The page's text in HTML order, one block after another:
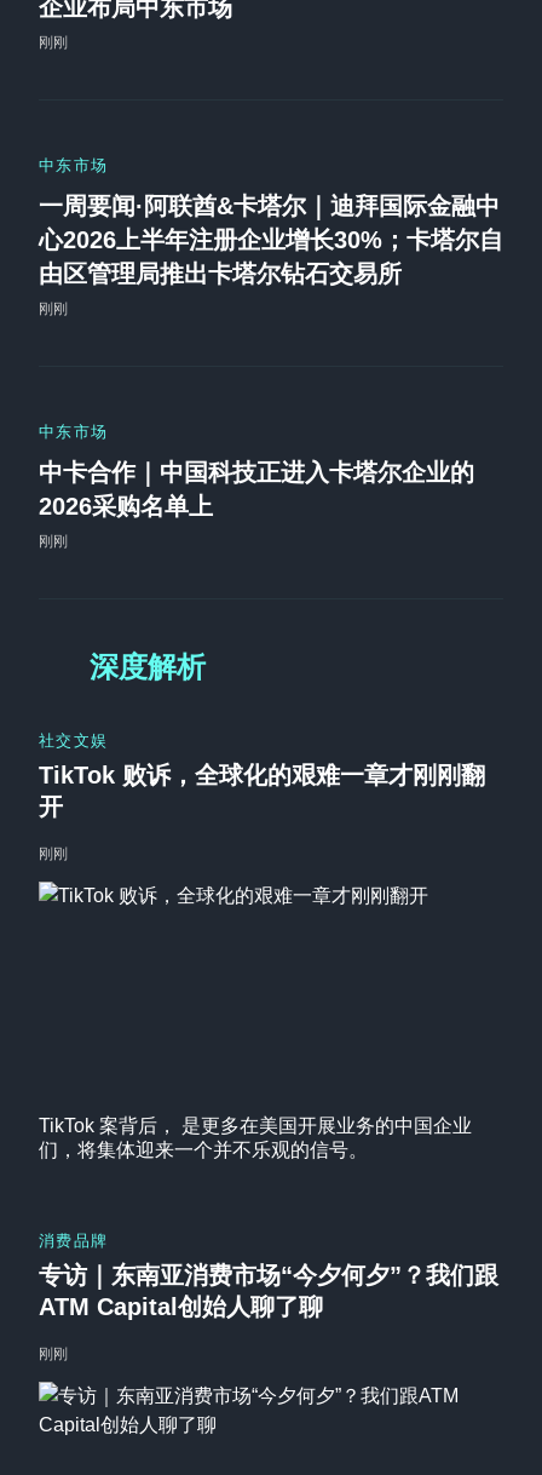
企业布局中东市场
刚刚
中东市场
一周要闻·阿联酋&卡塔尔｜迪拜国际金融中
心2026上半年注册企业增长30%；卡塔尔自
由区管理局推出卡塔尔钻石交易所
刚刚
中东市场
中卡合作｜中国科技正进入卡塔尔企业的
2026采购名单上
刚刚
深度解析
TikTok 案背后， 是更多在美国开展业务的中国企业
们，将集体迎来一个并不乐观的信号。
社交文娱
TikTok 败诉，全球化的艰难一章才刚刚翻
开
刚刚
消费品牌
专访｜东南亚消费市场“今夕何夕”？我们跟
ATM Capital创始人聊了聊
刚刚